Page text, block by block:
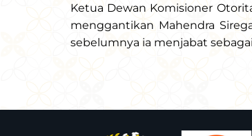
Ketua Dewan Komisioner
menggantikan Mahendra
sebelumnya ia menjabat